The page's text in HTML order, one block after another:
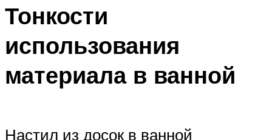
Тонкости
использования
материала в ванной
Настил из досок в ванной